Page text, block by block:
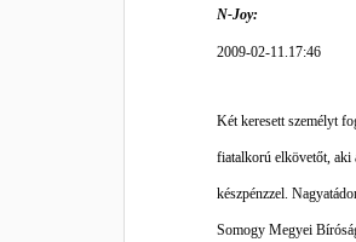
N-Joy:
2009-02-11.17:46
Két keresett személyt
fiatalkorú elkövetőt, aki
készpénzzel.
Somogy Megyei